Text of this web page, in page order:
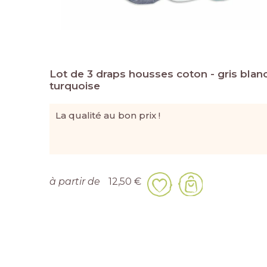
Lot de 3 draps housses coton - gris
turquoise
La qualité au bon prix !
à partir de 12,50 €